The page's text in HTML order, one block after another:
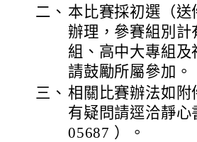
二、 本比賽採初選（
辦理，參賽組別
組、高中大專組
請鼓勵所屬參加。
三、 相關比賽辦法如
有疑問請逕洽靜
05687 ）。